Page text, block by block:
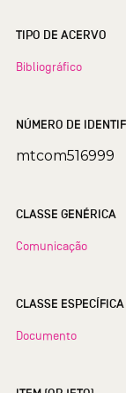
TIPO DE ACERVO
Bibliográfico
NÚMERO DE
mtcom516999
CLASSE GENÉRICA
Comunicação
CLASSE ESPECÍFICA
Documento